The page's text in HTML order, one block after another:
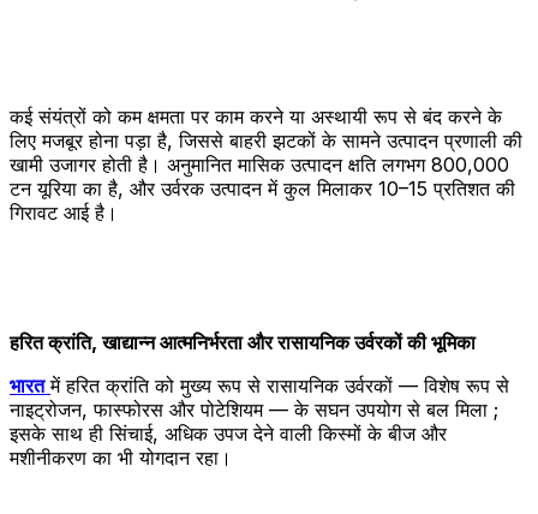
कई संयंत्रों को कम क्षमता पर काम करने या अस्थायी रूप से बंद करने के
लिए मजबूर होना पड़ा है, जिससे बाहरी झटकों के सामने उत्पादन प्रणाली की
खामी उजागर होती है। अनुमानित मासिक उत्पादन क्षति लगभग 800,000
टन यूरिया का है, और उर्वरक उत्पादन में कुल मिलाकर 10–15 प्रतिशत की
गिरावट आई है।
हरित क्रांति, खाद्यान्न आत्मनिर्भरता और रासायनिक उर्वरकों की भूमिका
भारत में हरित क्रांति को मुख्य रूप से रासायनिक उर्वरकों — विशेष रूप से
नाइट्रोजन, फास्फोरस और पोटेशियम — के सघन उपयोग से बल मिला ;
इसके साथ ही सिंचाई, अधिक उपज देने वाली किस्मों के बीज और
मशीनीकरण का भी योगदान रहा।